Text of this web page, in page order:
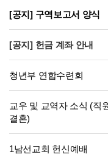
[공지] 구역보고서 양식
[공지] 헌금 계좌 안내
청년부 연합수련회
교우 및 교역자 소식 (직
결혼)
1남선교회 헌신예배